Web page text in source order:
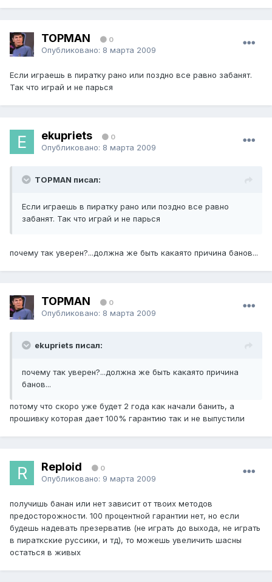
TOPMAN 0
Опубликовано: 8 марта 2009
Если играешь в пиратку рано или поздно все равно забанят.
Так что играй и не парься
ekupriets 0
Опубликовано: 8 марта 2009
TOPMAN писал:
Если играешь в пиратку рано или поздно все равно
забанят. Так что играй и не парься
почему так уверен?...должна же быть какаято причина банов...
TOPMAN 0
Опубликовано: 8 марта 2009
ekupriets писал:
почему так уверен?...должна же быть какаято причина
банов...
потому что скоро уже будет 2 года как начали банить, а
прошивку которая дает 100% гарантию так и не выпустили
Reploid 0
Опубликовано: 9 марта 2009
получишь банан или нет зависит от твоих методов
предосторожности. 100 процентной гарантии нет, но если
будешь надевать презерватив (не играть до выхода, не играть
в пираткские руссики, и тд), то можешь увеличить шасны
остаться в живых